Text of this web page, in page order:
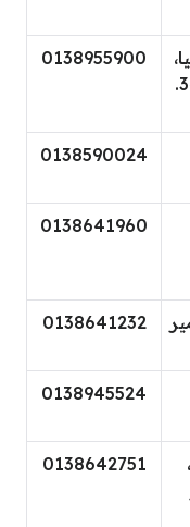
0138955900
0138590024
0138641960
0138641232
0138945524
0138642751